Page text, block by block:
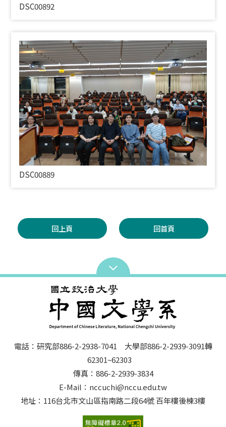
DSC00892
DSC00889
回上頁 回首頁
電話：研究部886-2-2938-7041 大學部886-2-2939-3091轉
62301~62303
傳真：886-2-2939-3834
E-Mail：nccuchi@nccu.edu.tw
地址：116台北市文山區指南路二段64號 百年樓後棟3樓